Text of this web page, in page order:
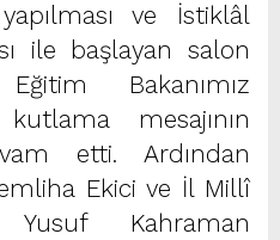
ve İstiklâl
ile başlayan salon
Bakanımız
mesajının
etti. Ardından
Ekici ve İl Millî
Kahraman